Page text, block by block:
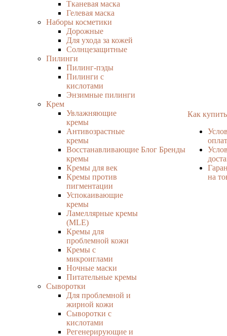
Тканевая маска
Гелевая маска
Наборы косметики
Дорожные
Для ухода за кожей
Солнцезащитные
Пилинги
Пилинг-пэды
Пилинги с
кислотами
Энзимные пилинги
Крем
Увлажняющие
кремы
Антивозрастные
кремы
Восстанавливающие
кремы
Кремы для век
Кремы против
пигментации
Успокаивающие
кремы
Ламеллярные кремы
(MLE)
Кремы для
проблемной кожи
Кремы с
микроиглами
Ночные маски
Питательные кремы
Сыворотки
Для проблемной и
жирной кожи
Сыворотки с
кислотами
Регенерирующие и
Блог Бренды
Как купить
на